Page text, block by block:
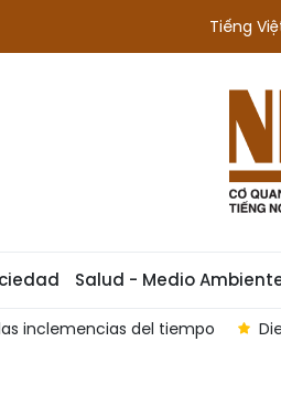
Tiếng
Salud - Medio
la toma de muestras de